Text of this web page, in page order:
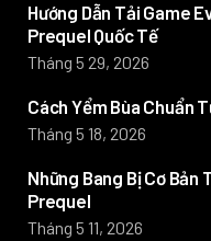
Hướng Dẫn Tải Game
Prequel Quốc Tế
Tháng 5 29, 2026
Cách Yểm Bùa Chuẩn
Tháng 5 18, 2026
Những Bang Bị Cơ
Prequel
Tháng 5 11, 2026